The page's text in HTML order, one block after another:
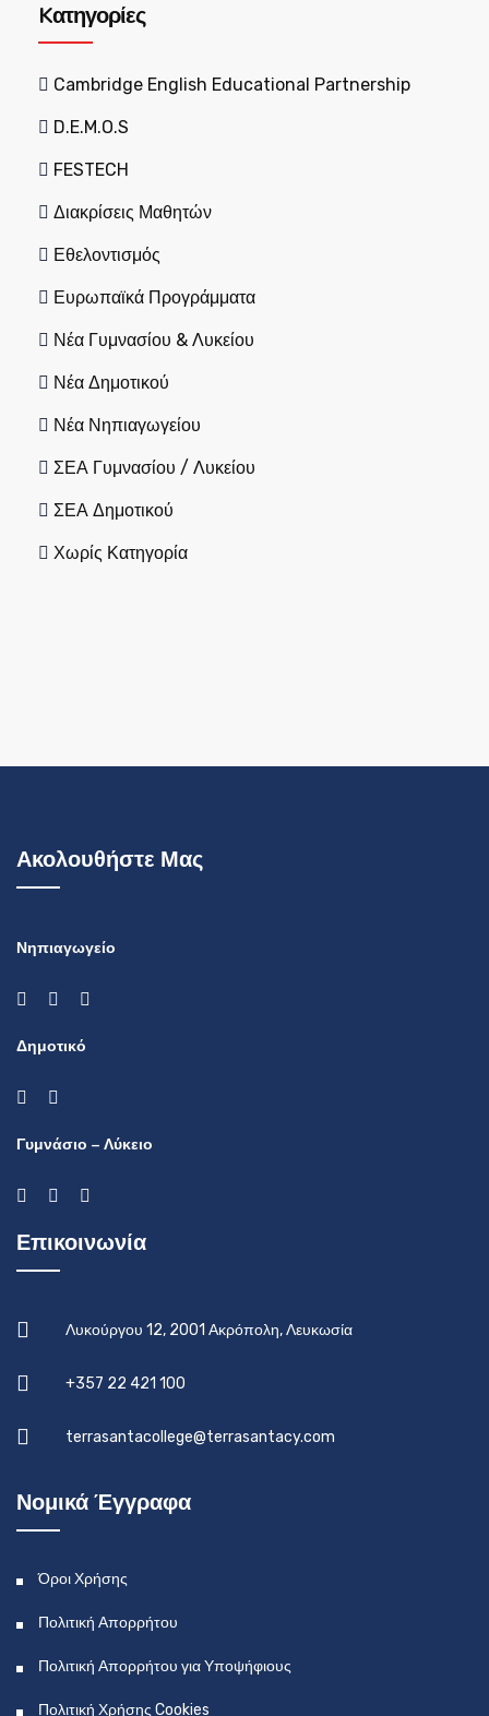
Kατηγορίες
Cambridge English Educational Partnership
D.E.M.O.S
FESTECH
Διακρίσεις Μαθητών
Εθελοντισμός
Ευρωπαϊκά Προγράμματα
Νέα Γυμνασίου & Λυκείου
Νέα Δημοτικού
Νέα Νηπιαγωγείου
ΣΕΑ Γυμνασίου / Λυκείου
ΣΕΑ Δημοτικού
Χωρίς Κατηγορία
Ακολουθήστε Μας
Νηπιαγωγείο
Δημοτικό
Γυμνάσιο – Λύκειο
Επικοινωνία
Λυκούργου 12, 2001 Ακρόπολη, Λευκωσία
+357 22 421 100
terrasantacollege@terrasantacy.com
Νομικά Έγγραφα
Όροι Χρήσης
Πολιτική Απορρήτου
Πολιτική Απορρήτου για Υποψήφιους
Πολιτική Χρήσης Cookies